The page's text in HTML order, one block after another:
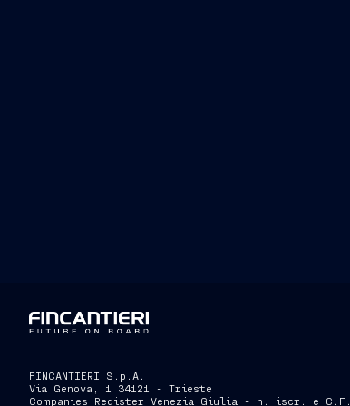
FINCANTIERI S.p.A.
Via Genova, 1 34121 - Trieste
Companies Register Venezia Giulia - n. iscr. e C.F.